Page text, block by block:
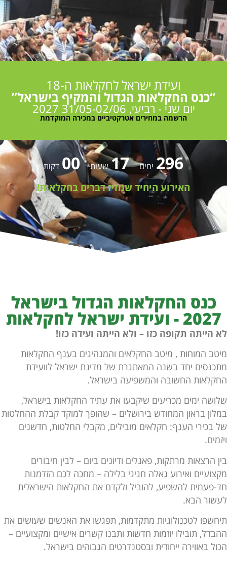
הזדרזו
להרשם
31/05-02/06/2027
מלון בראון ירושלים
ועידת ישראל לחקלאות ה-18
“כנס החקלאות הגדול והמקיף בישראל”
יום שני - רביעי, 31/05-02/06 2027
הרשמה במחירים אטרקטיביים במכירה המוקדמת
296 ימים 17 שעות 00 דקות
האירוע היחיד שמזיז דברים בחקלאות!
כנס החקלאות הגדול בישראל
2027 - ועידת ישראל לחקלאות
הייתה תקופה כזו – ולא הייתה ועידה כזו!
המוחות , מיטב החקלאים והמנהיגים בענף החקלאות
יחד בשנה המאתגרת של מדינת ישראל לוועידת
החשובה והמשפיעה בישראל.
ימים מכריעים שיקבעו את עתיד החקלאות בישראל,
בראון המחודש בירושלים – שהופך למוקד קבלת ההחלטות
בכירי הענף: חקלאים מובילים, מקבלי החלטות, חדשנים
הרצאות מרתקות, פאנלים ודיונים ביום – לבין חיבורים
ואירוע גאלה חגיגי בלילה – מחכה לכם הזדמנות
פעמית להשפיע, להוביל ולקדם את החקלאות הישראלית
הבא.
לטכנולוגיות מתקדמות, תפגשו את האנשים שעושים את
תובילו יוזמות חדשות ותבנו קשרים אישיים ומקצועיים –
באווירה ייחודית ובסטנדרטים הגבוהים בישראל.